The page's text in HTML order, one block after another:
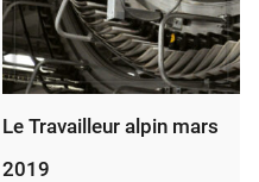
Le Travailleur alpin mars
2019